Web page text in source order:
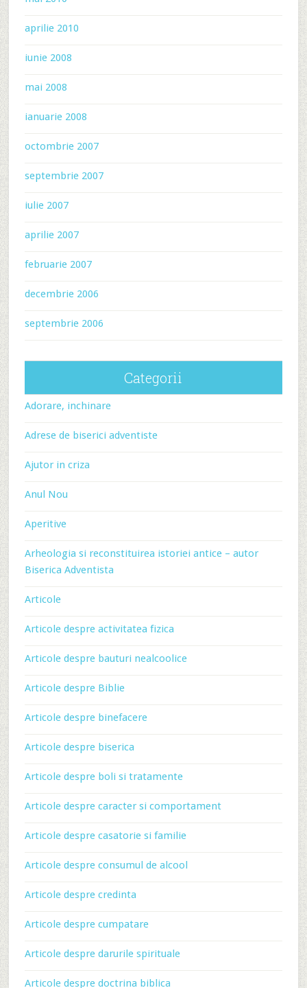
aprilie 2010
iunie 2008
mai 2008
ianuarie 2008
octombrie 2007
septembrie 2007
iulie 2007
aprilie 2007
februarie 2007
decembrie 2006
septembrie 2006
Categorii
Adorare, inchinare
Adrese de biserici adventiste
Ajutor in criza
Anul Nou
Aperitive
Arheologia si reconstituirea istoriei antice – autor
Biserica Adventista
Articole
Articole despre activitatea fizica
Articole despre bauturi nealcoolice
Articole despre Biblie
Articole despre binefacere
Articole despre biserica
Articole despre boli si tratamente
Articole despre caracter si comportament
Articole despre casatorie si familie
Articole despre consumul de alcool
Articole despre credinta
Articole despre cumpatare
Articole despre darurile spirituale
Articole despre doctrina biblica